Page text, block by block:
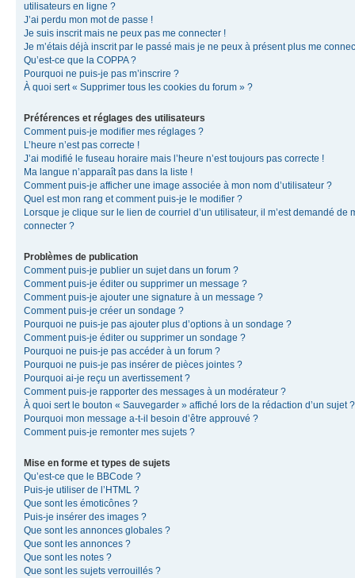
utilisateurs en ligne ?
J’ai perdu mon mot de passe !
Je suis inscrit mais ne peux pas me connecter !
Je m’étais déjà inscrit par le passé mais je ne peux à présent plus me
Qu’est-ce que la COPPA ?
Pourquoi ne puis-je pas m’inscrire ?
À quoi sert « Supprimer tous les cookies du forum » ?
Préférences et réglages des utilisateurs
Comment puis-je modifier mes réglages ?
L’heure n’est pas correcte !
J’ai modifié le fuseau horaire mais l’heure n’est toujours pas correcte !
Ma langue n’apparaît pas dans la liste !
Comment puis-je afficher une image associée à mon nom d’utilisateur ?
Quel est mon rang et comment puis-je le modifier ?
Lorsque je clique sur le lien de courriel d’un utilisateur, il m’est demandé de
connecter ?
Problèmes de publication
Comment puis-je publier un sujet dans un forum ?
Comment puis-je éditer ou supprimer un message ?
Comment puis-je ajouter une signature à un message ?
Comment puis-je créer un sondage ?
Pourquoi ne puis-je pas ajouter plus d’options à un sondage ?
Comment puis-je éditer ou supprimer un sondage ?
Pourquoi ne puis-je pas accéder à un forum ?
Pourquoi ne puis-je pas insérer de pièces jointes ?
Pourquoi ai-je reçu un avertissement ?
Comment puis-je rapporter des messages à un modérateur ?
À quoi sert le bouton « Sauvegarder » affiché lors de la rédaction d’un sujet ?
Pourquoi mon message a-t-il besoin d’être approuvé ?
Comment puis-je remonter mes sujets ?
Mise en forme et types de sujets
Qu’est-ce que le BBCode ?
Puis-je utiliser de l’HTML ?
Que sont les émoticônes ?
Puis-je insérer des images ?
Que sont les annonces globales ?
Que sont les annonces ?
Que sont les notes ?
Que sont les sujets verrouillés ?